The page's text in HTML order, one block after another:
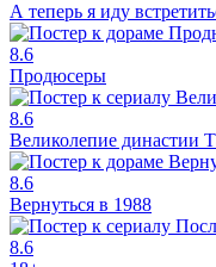
А теперь я иду
8.6
Продюсеры
8.6
Великолепие династии
8.6
Вернуться в 1988
8.6